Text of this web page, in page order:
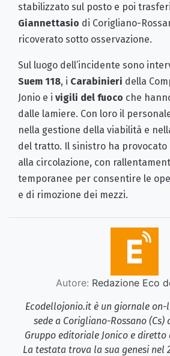
stabilizzato sul posto e poi
Giannettasio di Corigliano-
ricoverato sotto osservazione.
Sul luogo dell’incidente sono
Suem 118, i Carabinieri della
Jonio e i vigili del fuoco che
dalle lamiere. Con loro il
nella gestione della viabilità e
del tratto. Il sinistro ha provocato
alla circolazione, con
temporanee per consentire le
e di rimozione dei mezzi.
Autore: Redazione Eco
Ecodellojonio.it è un giornale on-
sede a Corigliano-Rossano
Gruppo editoriale Jonico e diretto
La testata trova la sua genesi nel